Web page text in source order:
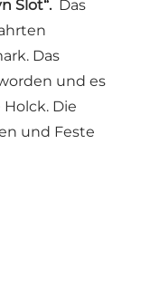
Slot“. Das
Das
und es
Holck. Die
und Feste